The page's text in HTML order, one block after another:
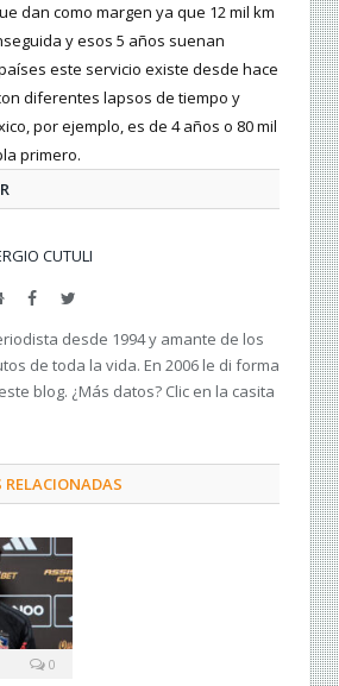
dan como margen ya que 12 mil km
y esos 5 años suenan
este servicio existe desde hace
diferentes lapsos de tiempo y
por ejemplo, es de 4 años o 80 mil
primero.
CUTULI
Web FacebookTwitter
desde 1994 y amante de los
de toda la vida. En 2006 le di forma
blog. ¿Más datos? Clic en la casita
RELACIONADAS
0